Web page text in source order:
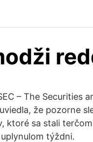
– The Securities
že pozorne
ktoré sa stali
týždni.